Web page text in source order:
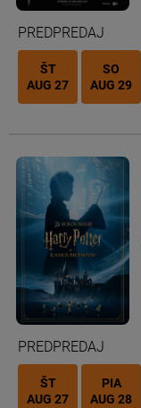
PREDPREDAJ
ŠT
AUG 27
SO
AUG 29
PREDPREDAJ
ŠT
AUG 27
PIA
AUG 28